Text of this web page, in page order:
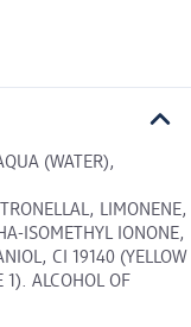
(WATER),
LIMONENE,
ISOMETHYL IONONE,
CI 19140 (YELLOW
ALCOHOL OF